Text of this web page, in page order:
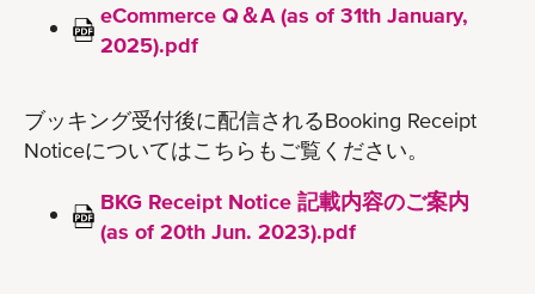
eCommerce Q＆A (as of 31th January,
2025).pdf
ブッキング受付後に配信されるBooking Receipt
Noticeについてはこちらもご覧ください。
BKG Receipt Notice 記載内容のご案内
(as of 20th Jun. 2023).pdf